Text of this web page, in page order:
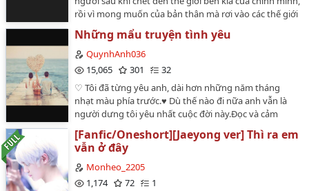
rồi vì mong muốn của bản thân mà rơi vào các thế giới
trò chơi, trở thành một NPC. Do đây là truyện ngẫu
hứng, một vài chương có thể liên tưởng đến những
đoạn nhạc, bài hát đứt gãy không có thực>"Cánh cửa
màu vàng, đại diện cho tri thức""Cánh cửa màu trắng,
diện cho nỗi đau khổ"Họa Tử Tịch, là một người mắc
phải bệnh trầm cảm.Từ khi rời bỏ thế giới hiện tại, cô
đã được đến một nơi gọi là "Địa Ngục Của Thiên
Đường".-Đó là cái tên mà hình nhân người gỗ nói với
cô.Những tưởng khi căn bệnh đó được chữa khỏi
hoàn toàn, cô sẽ được tiếp tục sống trong không gian
đẹp đẽ ấy, nhưng cuối cùng, chính tay cô lại tự phá vỡ
nó."Đừng mở cánh cửa màu đen" - Đó là lời tên hình
Những mẩu truyện tình yêu
QuynhAnh036
15,065
301
32
♡ Tôi đã từng yêu anh, dài hơn những năm tháng
nhạt màu phía trước.♥ Dù thế nào đi nữa anh vẫn là
người dưng tôi yêu nhất cuộc đời này.Đọc và cảm
[Fanfic/Oneshort][Jaeyong ver] Thì ra em
vẫn ở đây
Monheo_2205
1,174
72
1